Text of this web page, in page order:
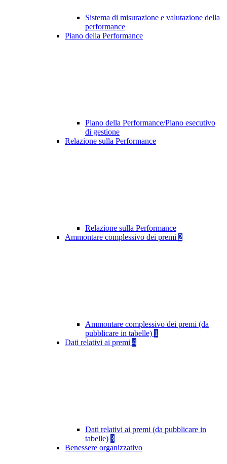
Sistema di misurazione e valutazione della
performance
Piano della Performance
Piano della Performance/Piano esecutivo
di gestione
Relazione sulla Performance
Relazione sulla Performance
Ammontare complessivo dei premi 2
Ammontare complessivo dei premi (da
pubblicare in tabelle) 1
Dati relativi ai premi 4
Dati relativi ai premi (da pubblicare in
tabelle) 3
Benessere organizzativo